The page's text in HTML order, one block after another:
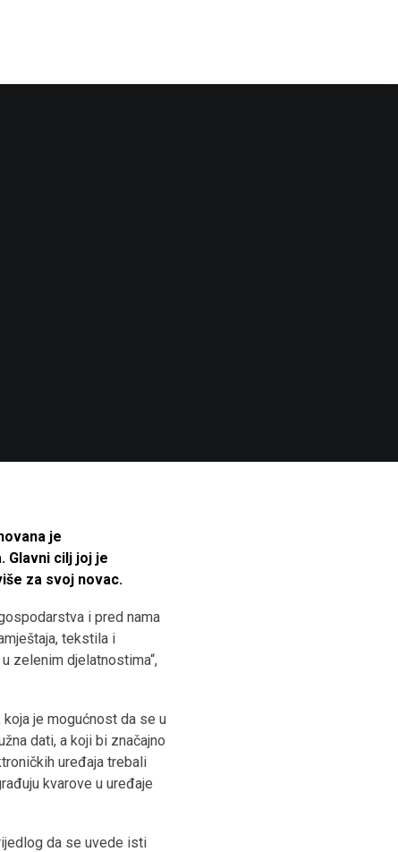
je
Glavni cilj joj je
za svoj novac.
i pred nama
tekstila i
zelenim djelatnostima“,
je mogućnost da se u
dati, a koji bi značajno
uređaja trebali
kvarove u uređaje
da se uvede isti